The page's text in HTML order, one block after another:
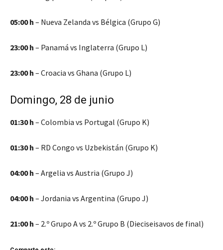
05:00 h – Nueva Zelanda vs Bélgica (Grupo G)
23:00 h – Panamá vs Inglaterra (Grupo L)
23:00 h – Croacia vs Ghana (Grupo L)
Domingo, 28 de junio
01:30 h – Colombia vs Portugal (Grupo K)
01:30 h – RD Congo vs Uzbekistán (Grupo K)
04:00 h – Argelia vs Austria (Grupo J)
04:00 h – Jordania vs Argentina (Grupo J)
21:00 h – 2.º Grupo A vs 2.º Grupo B (Dieciseisavos de final)